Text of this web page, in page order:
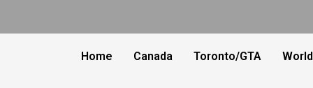
Home Canada Toronto/GTA World